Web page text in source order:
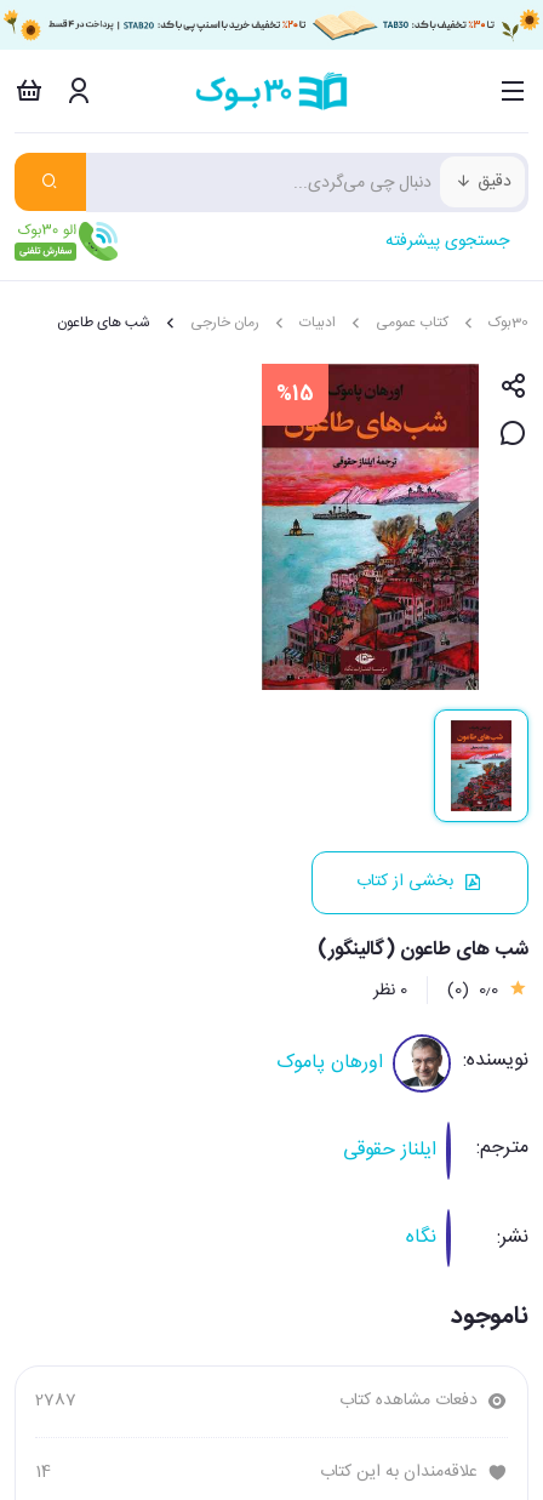
دقیق
جستجوی پیشرفته
30بوک کتاب عمومی ادبیات رمان خارجی شب های طاعون
%15
بخشی از کتاب
شب های طاعون (گالینگور)
0٫0 (0) 0 نظر
نویسنده: اورهان پاموک
مترجم: ایلناز حقوقی
نشر: نگاه
ناموجود
دفعات مشاهده کتاب 2787
علاقه‌مندان به این کتاب 14